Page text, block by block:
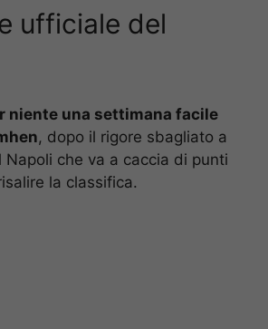
ufficiale del
niente una settimana facile
, dopo il rigore sbagliato a
Napoli che va a caccia di punti
la classifica.